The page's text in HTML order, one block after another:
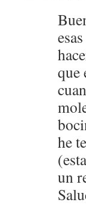
que
he
un